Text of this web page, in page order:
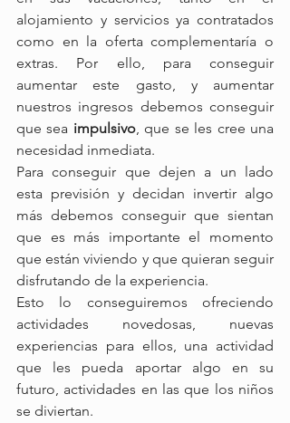
alojamiento y servicios ya contratados
como en la oferta complementaría o
extras. Por ello, para conseguir
aumentar este gasto, y aumentar
nuestros ingresos debemos conseguir
que sea impulsivo, que se les cree una
necesidad inmediata.
Para conseguir que dejen a un lado
esta previsión y decidan invertir algo
más debemos conseguir que sientan
que es más importante el momento
que están viviendo y que quieran seguir
disfrutando de la experiencia.
Esto lo conseguiremos ofreciendo
actividades novedosas, nuevas
experiencias para ellos, una actividad
que les pueda aportar algo en su
futuro, actividades en las que los niños
se diviertan.